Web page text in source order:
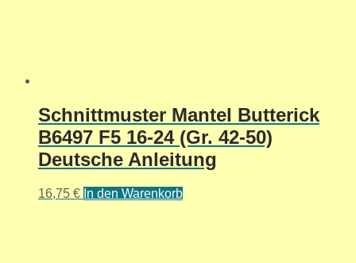
Schnittmuster Mantel Butterick
B6497 F5 16-24 (Gr. 42-50)
Deutsche Anleitung
16,75 € In den Warenkorb